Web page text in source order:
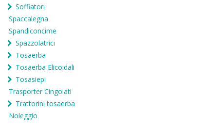
Soffiatori
Spaccalegna
Spandiconcime
Spazzolatrici
Tosaerba
Tosaerba Elicoidali
Tosasiepi
Trasporter Cingolati
Trattorini tosaerba
Noleggio